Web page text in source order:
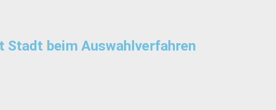
Stadt beim Auswahlverfahren